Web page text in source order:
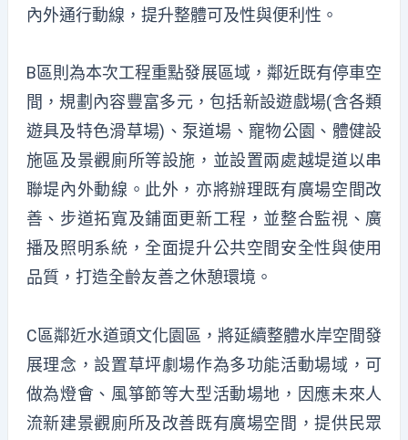
內外通行動線，提升整體可及性與便利性。
B區則為本次工程重點發展區域，鄰近既有停車空
間，規劃內容豐富多元，包括新設遊戲場(含各類
遊具及特色滑草場)、泵道場、寵物公園、體健設
施區及景觀廁所等設施，並設置兩處越堤道以串
聯堤內外動線。此外，亦將辦理既有廣場空間改
善、步道拓寬及鋪面更新工程，並整合監視、廣
播及照明系統，全面提升公共空間安全性與使用
品質，打造全齡友善之休憩環境。
C區鄰近水道頭文化園區，將延續整體水岸空間發
展理念，設置草坪劇場作為多功能活動場域，可
做為燈會、風箏節等大型活動場地，因應未來人
流新建景觀廁所及改善既有廣場空間，提供民眾